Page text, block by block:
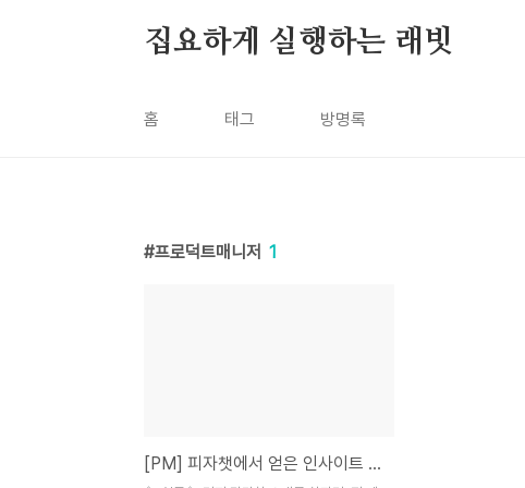
집요하게 실행하는 래빗
홈 태그 방명록
프로덕트매니저 1
[PM] 피자챗에서 얻은 인사이트 4가지